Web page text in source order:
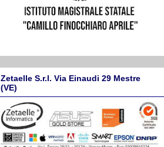
Zetaelle S.r.l. Via Einaudi 29 Mestre
(VE)